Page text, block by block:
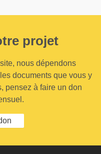
projet
nous dépendons
documents que vous y
pensez à faire un don